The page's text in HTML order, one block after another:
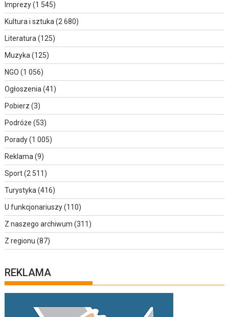
Imprezy(1 545)
Kultura i sztuka(2 680)
Literatura(125)
Muzyka(125)
NGO (1 056)
Ogłoszenia(41)
Pobierz (3)
Podróże (53)
Porady(1 005)
Reklama(9)
Sport(2 511)
Turystyka(416)
U funkcjonariuszy(110)
Z naszego archiwum (311)
Z regionu (87)
REKLAMA